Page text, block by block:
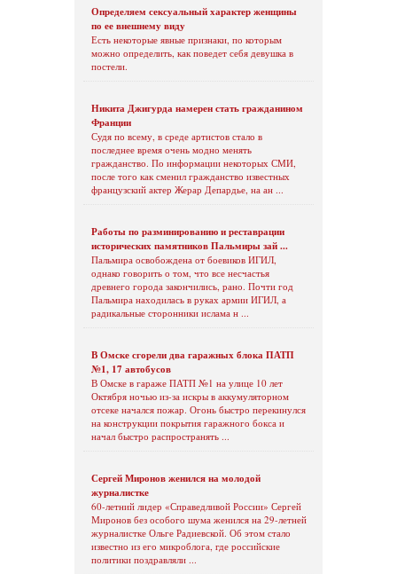
Определяем сексуальный характер женщины
по ее внешнему виду
Есть некоторые явные признаки, по которым
можно определить, как поведет себя девушка в
постели.
Никита Джигурда намерен стать гражданином
Франции
Судя по всему, в среде артистов стало в
последнее время очень модно менять
гражданство. По информации некоторых СМИ,
после того как сменил гражданство известных
французский актер Жерар Депардье, на ан ...
Работы по разминированию и реставрации
исторических памятников Пальмиры зай ...
Пальмира освобождена от боевиков ИГИЛ,
однако говорить о том, что все несчастья
древнего города закончились, рано. Почти год
Пальмира находилась в руках армии ИГИЛ, а
радикальные сторонники ислама н ...
В Омске сгорели два гаражных блока ПАТП
№1, 17 автобусов
В Омске в гараже ПАТП №1 на улице 10 лет
Октября ночью из-за искры в аккумуляторном
отсеке начался пожар. Огонь быстро перекинулся
на конструкции покрытия гаражного бокса и
начал быстро распространять ...
Сергей Миронов женился на молодой
журналистке
60-летний лидер «Справедливой России» Сергей
Миронов без особого шума женился на 29-летней
журналистке Ольге Радиевской. Об этом стало
известно из его микроблога, где российские
политики поздравляли ...